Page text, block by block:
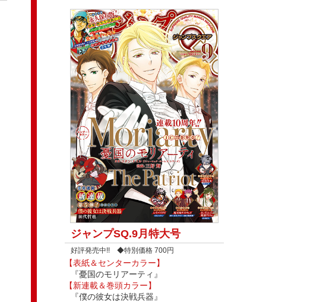
ジャンプSQ.9月特大号
好評発売中!! ◆特別価格 700円
【表紙＆センターカラー】
『憂国のモリアーティ』
【新連載＆巻頭カラー】
『僕の彼女は決戦兵器』